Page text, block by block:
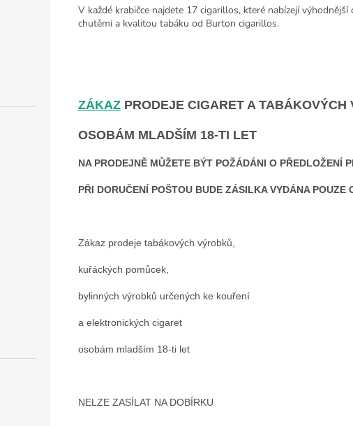
V každé krabičce najdete 17 cigarillos, které nabízejí
chutěmi a kvalitou tabáku od Burton cigarillos.
ZÁKAZ PRODEJE CIGARET A TABÁKOVÝCH
OSOBÁM MLADŠÍM 18-TI LET
NA PRODEJNĚ MŮŽETE BÝT POŽÁDÁNI O PŘEDLOŽENÍ
PŘI DORUČENÍ POŠTOU BUDE ZÁSILKA VYDÁNA POUZE
Zákaz prodeje tabákových výrobků,
kuřáckých pomůcek,
bylinných výrobků určených ke kouření
a elektronických cigaret
osobám mladším 18-ti let
NELZE ZASÍLAT NA DOBÍRKU